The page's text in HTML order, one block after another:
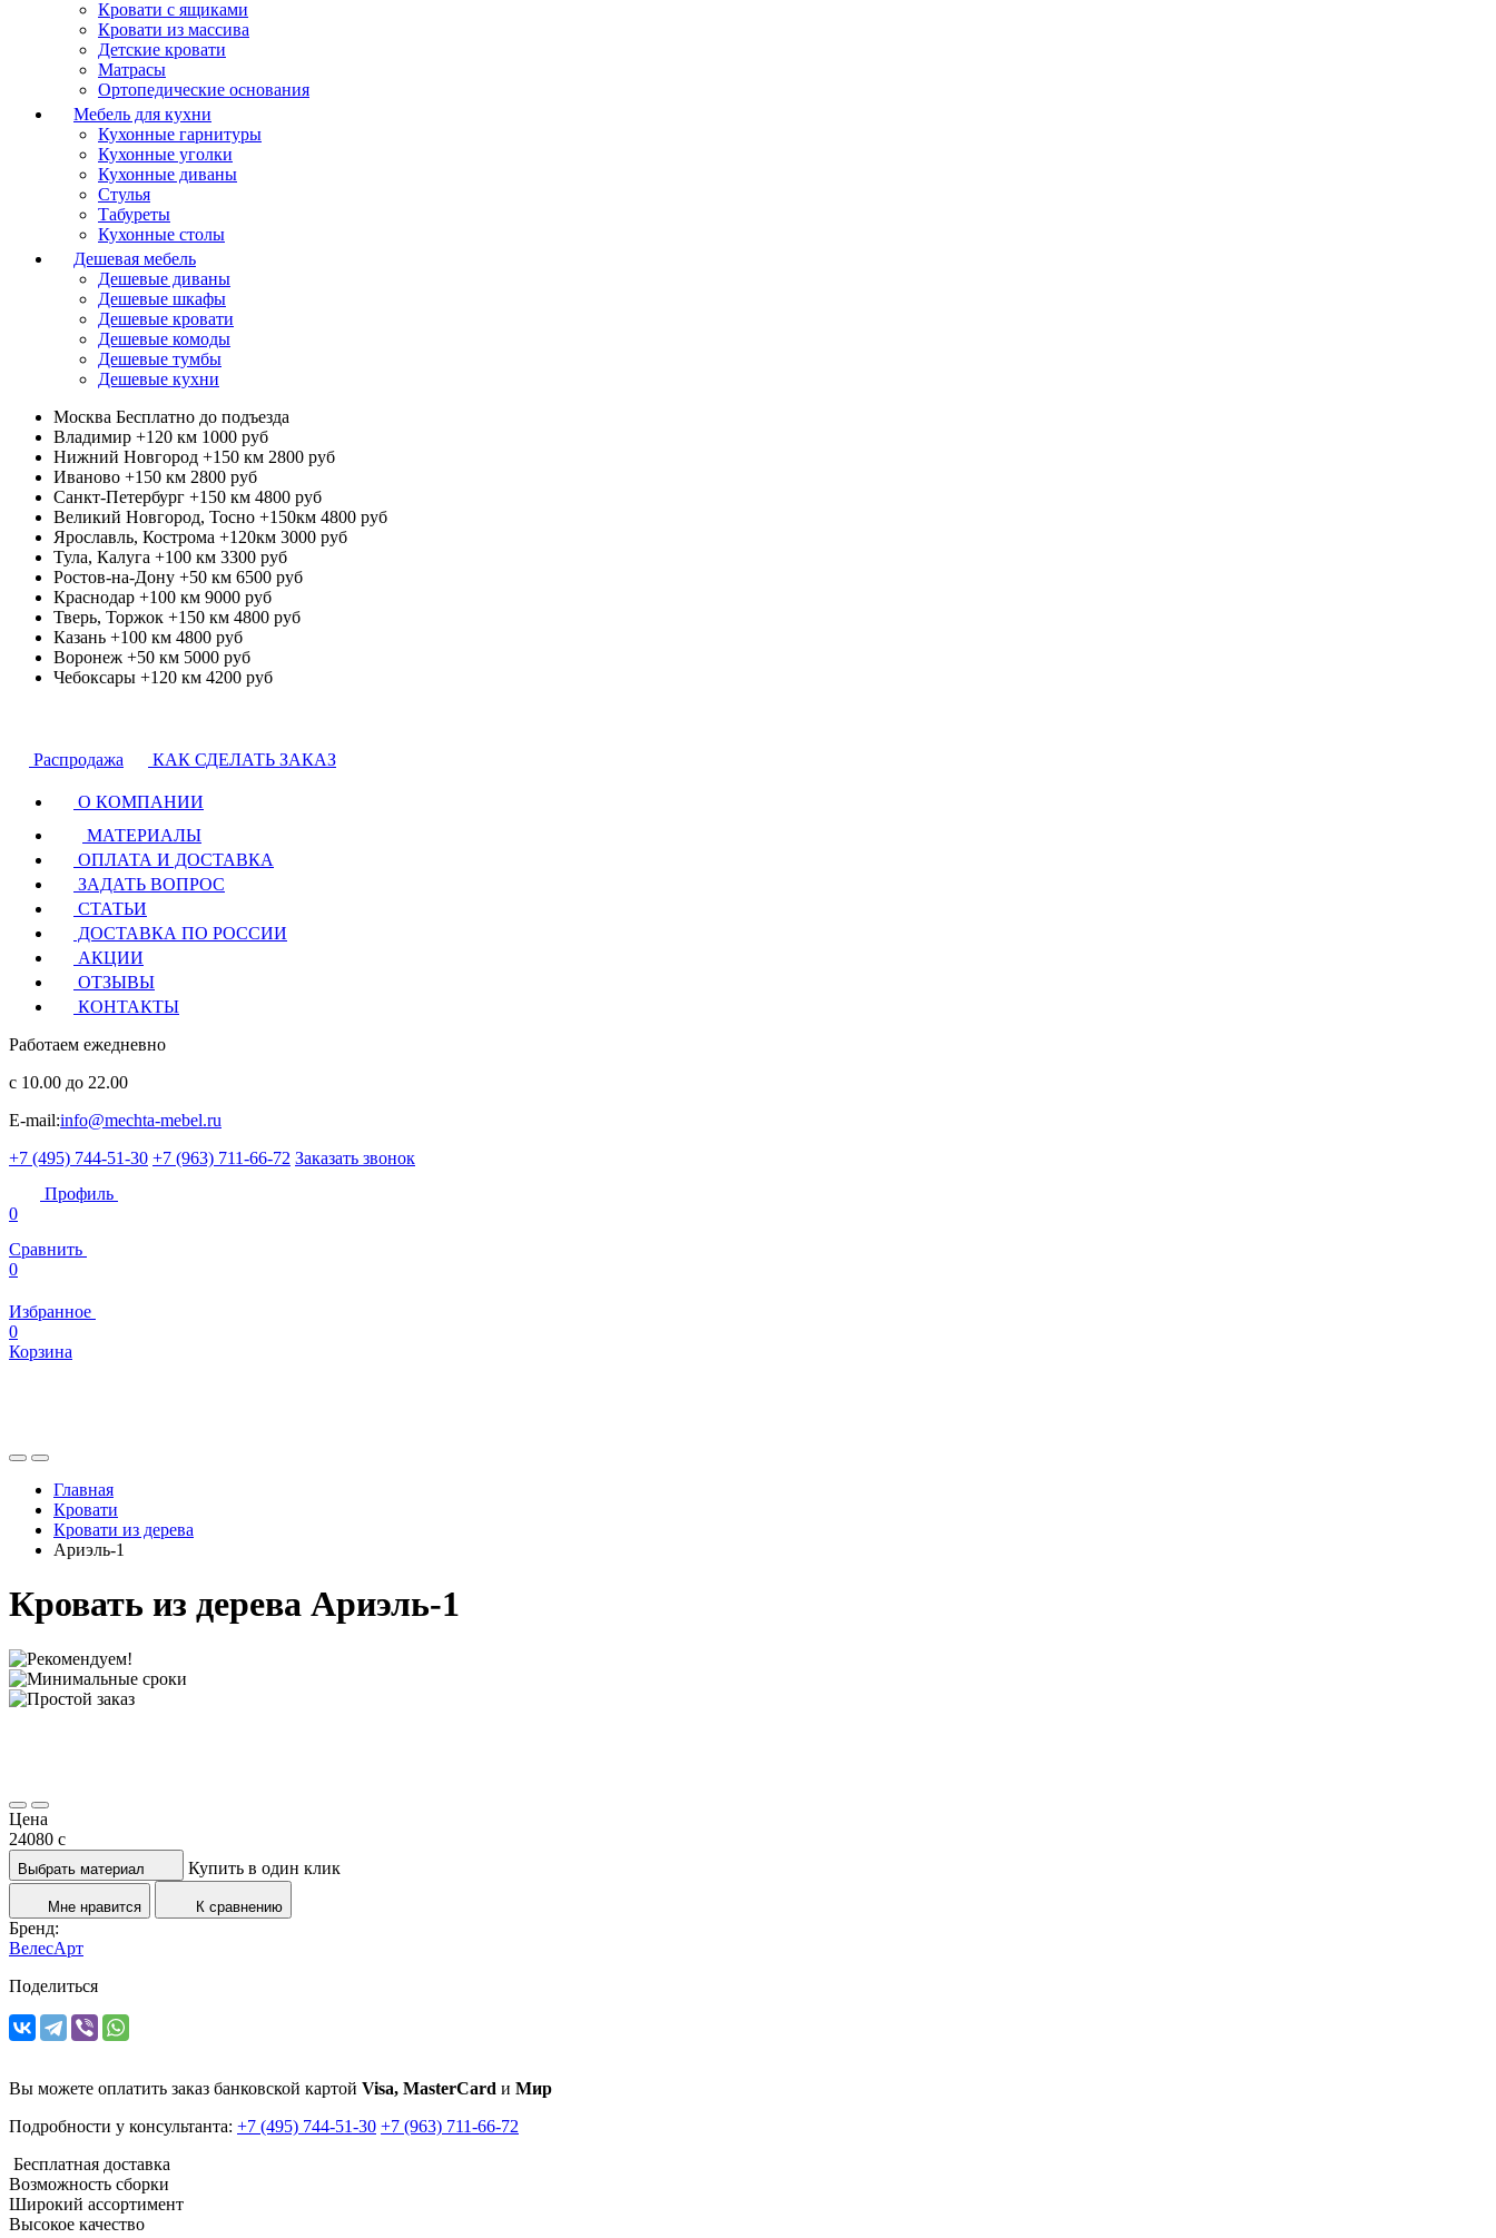
Кровати с ящиками
Кровати из массива
Детские кровати
Матрасы
Ортопедические основания
Мебель для кухни
Кухонные гарнитуры
Кухонные уголки
Кухонные диваны
Стулья
Табуреты
Кухонные столы
Дешевая мебель
Дешевые диваны
Дешевые шкафы
Дешевые кровати
Дешевые комоды
Дешевые тумбы
Дешевые кухни
Москва Бесплатно до подъезда
Владимир +120 км 1000 руб
Нижний Новгород +150 км 2800 руб
Иваново +150 км 2800 руб
Санкт-Петербург +150 км 4800 руб
Великий Новгород, Тосно +150км 4800 руб
Ярославль, Кострома +120км 3000 руб
Тула, Калуга +100 км 3300 руб
Ростов-на-Дону +50 км 6500 руб
Краснодар +100 км 9000 руб
Тверь, Торжок +150 км 4800 руб
Казань +100 км 4800 руб
Воронеж +50 км 5000 руб
Чебоксары +120 км 4200 руб
Распродажа КАК СДЕЛАТЬ ЗАКАЗ
О КОМПАНИИ
МАТЕРИАЛЫ
ОПЛАТА И ДОСТАВКА
ЗАДАТЬ ВОПРОС
СТАТЬИ
ДОСТАВКА ПО РОССИИ
АКЦИИ
ОТЗЫВЫ
КОНТАКТЫ
Работаем ежедневно
с 10.00 до 22.00
E-mail:info@mechta-mebel.ru
+7 (495) 744-51-30 +7 (963) 711-66-72 Заказать звонок
Профиль
0
Сравнить
0
Избранное
0
Корзина
Главная
Кровати
Кровати из дерева
Ариэль-1
Кровать из дерева Ариэль-1
Цена
24080 c
Выбрать материал Купить в один клик
Мне нравится К сравнению
Бренд:
ВелесАрт
Поделиться
Вы можете оплатить заказ банковской картой Visa, MasterCard и Мир
Подробности у консультанта: +7 (495) 744-51-30 +7 (963) 711-66-72
Бесплатная доставка
Возможность сборки
Широкий ассортимент
Высокое качество